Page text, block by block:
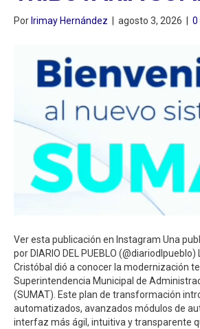
Por Irimay Hernández agosto 3, 2026 0
Ver esta publicación en Instagram Una
por DIARIO DEL PUEBLO
Cristóbal dió a conocer la modernización
Superintendencia Municipal de
(SUMAT). Este plan de transformación
automatizados, avanzados módulos de
interfaz más ágil, intuitiva y transparente